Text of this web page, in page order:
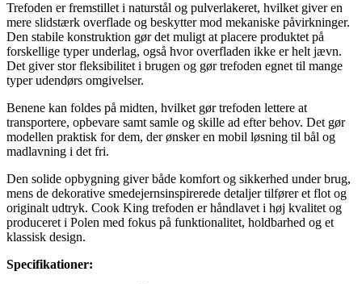
Trefoden er fremstillet i naturstål og pulverlakeret, hvilket giver en
mere slidstærk overflade og beskytter mod mekaniske påvirkninger.
Den stabile konstruktion gør det muligt at placere produktet på
forskellige typer underlag, også hvor overfladen ikke er helt jævn.
Det giver stor fleksibilitet i brugen og gør trefoden egnet til mange
typer udendørs omgivelser.
Benene kan foldes på midten, hvilket gør trefoden lettere at
transportere, opbevare samt samle og skille ad efter behov. Det gør
modellen praktisk for dem, der ønsker en mobil løsning til bål og
madlavning i det fri.
Den solide opbygning giver både komfort og sikkerhed under brug,
mens de dekorative smedejernsinspirerede detaljer tilfører et flot og
originalt udtryk. Cook King trefoden er håndlavet i høj kvalitet og
produceret i Polen med fokus på funktionalitet, holdbarhed og et
klassisk design.
Specifikationer: